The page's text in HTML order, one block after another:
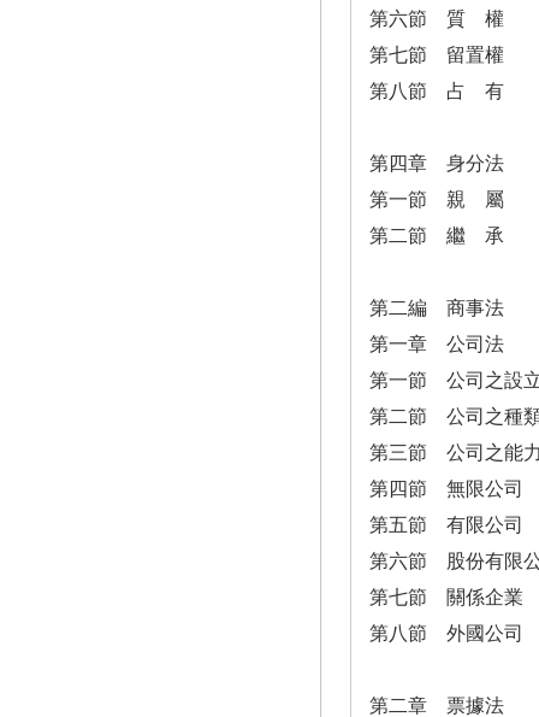
第六節 質 權
第七節 留置權
第八節 占 有
第四章 身分法
第一節 親 屬
第二節 繼 承
第二編 商事法
第一章 公司法
第一節 公司之設
第二節 公司之種
第三節 公司之能
第四節 無限公司
第五節 有限公司
第六節 股份有限
第七節 關係企業
第八節 外國公司
第二章 票據法